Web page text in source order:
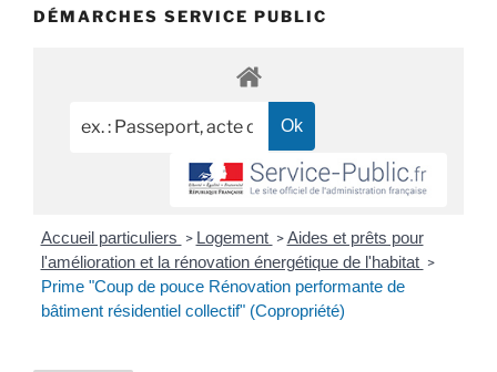
DÉMARCHES SERVICE PUBLIC
Accueil particuliers > Logement > Aides et prêts pour
l'amélioration et la rénovation énergétique de l'habitat >
Prime "Coup de pouce Rénovation performante de
bâtiment résidentiel collectif" (Copropriété)